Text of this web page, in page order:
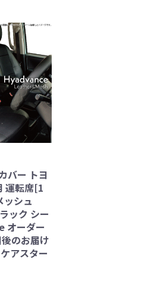
バー トヨ
運転席[1
ッシュ
ック シー
オーダー
のお届け
アスター